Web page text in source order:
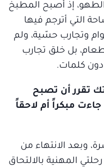
الطهو، إذ أصبح المطبخ
التي أترجم فيها
وتجارب حسّية، ولم
طعام، بل خلق تجارب
دون كلمات.
تقرر أن تصبح
مبكراً أم لاحقاً
وبعد الانتهاء من
رحلتي المهنية بالالتحاق